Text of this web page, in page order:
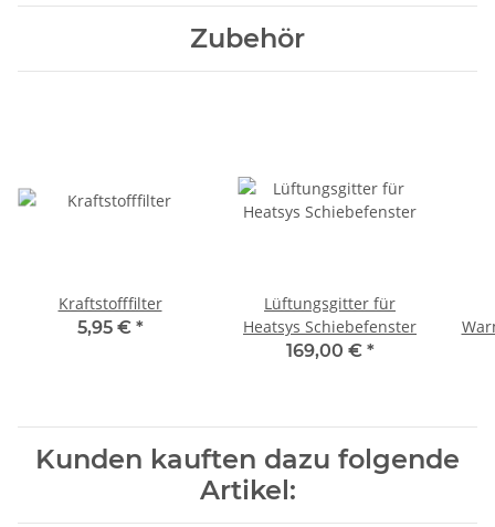
Zubehör
Kraftstofffilter
5,95 € *
Lüftungsgitter für
Heatsys Schiebefenster
169,00 € *
Kunden kauften dazu folgende
Artikel: